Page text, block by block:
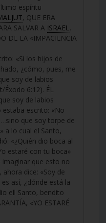
espíritu
, QUE ERA
SALVAR A ISRAEL ,
DE LA «IMPACIENCIA
«Si los hijos de
¿cómo, pues, me
soy de labios
Éxodo 6:12). ÉL
soy de labios
estaba escrito: «No
que soy torpe de
a lo cual el Santo,
«¿Quién dio boca al
estaré con tu boca»
imaginar que esto no
ahora dice: «Soy de
así, ¿dónde está la
ell Santo, bendito
«YO ESTARÉ